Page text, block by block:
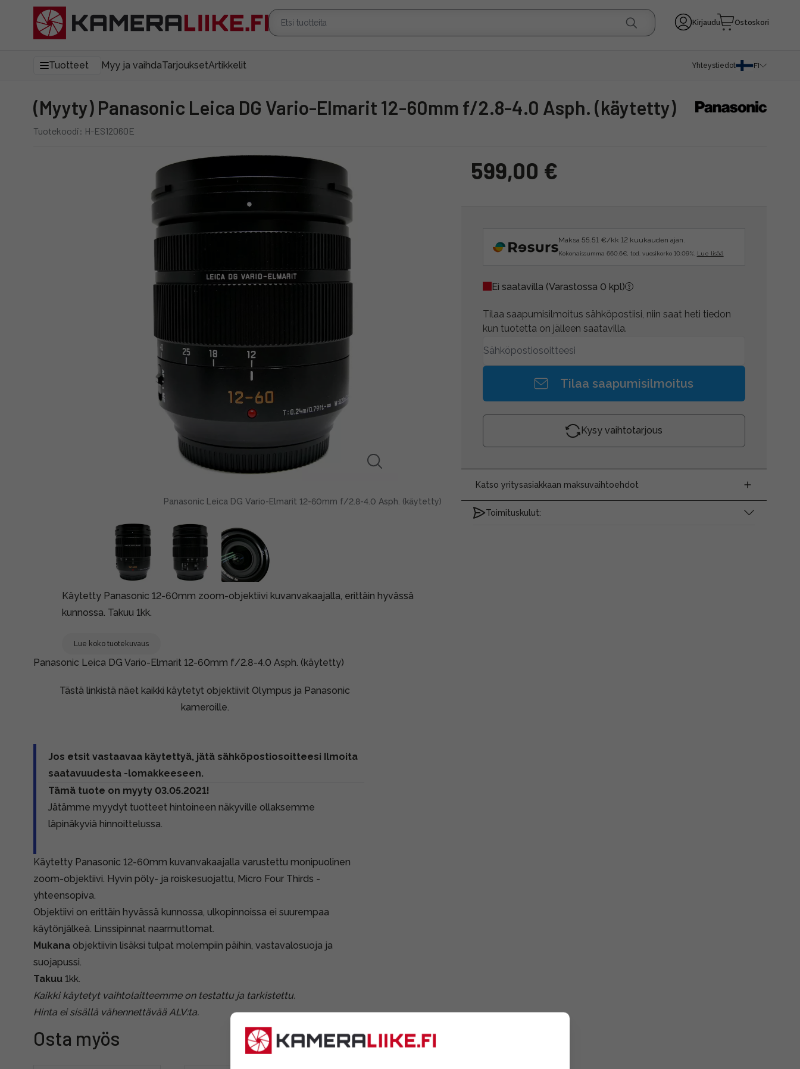
Kirjaudu Ostoskori
Tuotteet Myy ja vaihdaTarjouksetArtikkelit Yhteystiedot FI
(Myyty) Panasonic Leica DG Vario-Elmarit 12-60mm f/2.8-4.0 Asph. (käytetty)
Tuotekoodi: H-ES12060E
Panasonic Leica DG Vario-Elmarit 12-60mm f/2.8-4.0 Asph. (käytetty)
Käytetty Panasonic 12-60mm zoom-objektiivi kuvanvakaajalla, erittäin hyvässä
kunnossa. Takuu 1kk.
Lue koko tuotekuvaus
599,00 €
Maksa 55.51 €/kk 12 kuukauden ajan.
Kokonaissumma 660.6€, tod. vuosikorko 10.09%. Lue lisää
Ei saatavilla (Varastossa 0 kpl)
Tilaa saapumisilmoitus sähköpostiisi, niin saat heti tiedon
kun tuotetta on jälleen saatavilla.
Tilaa saapumisilmoitus
Kysy vaihtotarjous
Katso yritysasiakkaan maksuvaihtoehdot
Toimituskulut:
Panasonic Leica DG Vario-Elmarit 12-60mm f/2.8-4.0 Asph. (käytetty)
Tästä linkistä näet kaikki käytetyt objektiivit Olympus ja Panasonic
kameroille.
Jos etsit vastaavaa käytettyä, jätä sähköpostiosoitteesi Ilmoita
saatavuudesta -lomakkeeseen.
Tämä tuote on myyty 03.05.2021!
Jätämme myydyt tuotteet hintoineen näkyville ollaksemme
läpinäkyviä hinnoittelussa.
Käytetty Panasonic 12-60mm kuvanvakaajalla varustettu monipuolinen
zoom-objektiivi. Hyvin pöly- ja roiskesuojattu, Micro Four Thirds -
yhteensopiva.
Objektiivi on erittäin hyvässä kunnossa, ulkopinnoissa ei suurempaa
käytönjälkeä. Linssipinnat naarmuttomat.
Mukana objektiivin lisäksi tulpat molempiin päihin, vastavalosuoja ja
suojapussi.
Takuu 1kk.
Kaikki käytetyt vaihtolaitteemme on testattu ja tarkistettu.
Hinta ei sisällä vähennettävää ALV:ta.
Osta myös